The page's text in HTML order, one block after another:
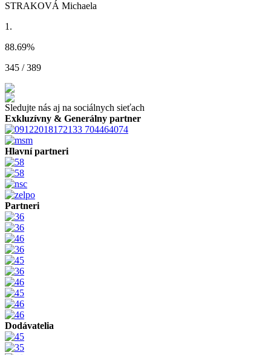
STRAKOVÁ Michaela
1.
88.69%
345 / 389
Sledujte nás aj na sociálnych sieťach
Exkluzívny & Generálny partner
Hlavní partneri
Partneri
Dodávatelia